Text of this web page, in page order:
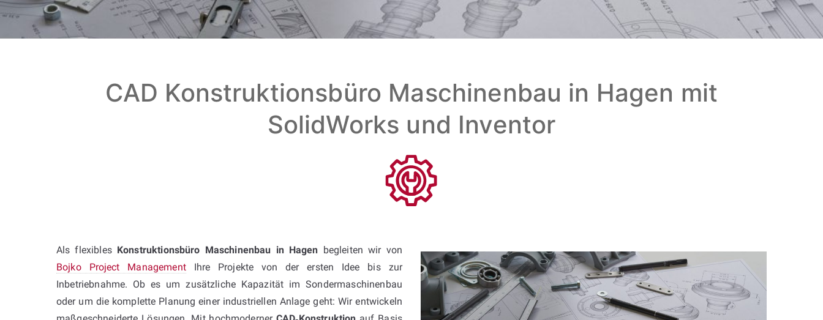
CAD Konstruktionsbüro Maschinenbau in Hagen mit
SolidWorks und Inventor
Als flexibles Konstruktionsbüro Maschinenbau in Hagen begleiten wir von
Bojko Project ManagementIhre Projekte von der ersten Idee bis zur
Inbetriebnahme. Ob es um zusätzliche Kapazität im Sondermaschinenbau
oder um die komplette Planung einer industriellen Anlage geht: Wir entwickeln